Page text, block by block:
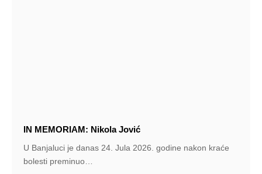
IN MEMORIAM: Nikola Jović
U Banjaluci je danas 24. Jula 2026. godine nakon kraće
bolesti preminuo